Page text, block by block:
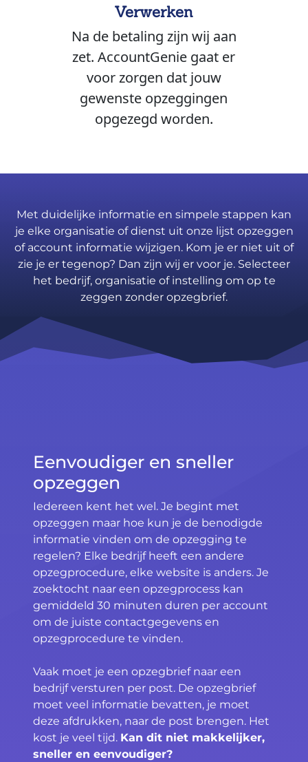
Verwerken
Na de betaling zijn wij aan
zet. AccountGenie gaat er
voor zorgen dat jouw
gewenste opzeggingen
opgezegd worden.
Met duidelijke informatie en simpele stappen kan
je elke organisatie of dienst uit onze lijst opzeggen
of account informatie wijzigen. Kom je er niet uit of
zie je er tegenop? Dan zijn wij er voor je. Selecteer
het bedrijf, organisatie of instelling om op te
zeggen zonder opzegbrief.
Eenvoudiger en sneller
opzeggen
Iedereen kent het wel. Je begint met
opzeggen maar hoe kun je de benodigde
informatie vinden om de opzegging te
regelen? Elke bedrijf heeft een andere
opzegprocedure, elke website is anders. Je
zoektocht naar een opzegprocess kan
gemiddeld 30 minuten duren per account
om de juiste contactgegevens en
opzegprocedure te vinden.
Vaak moet je een opzegbrief naar een
bedrijf versturen per post. De opzegbrief
moet veel informatie bevatten, je moet
deze afdrukken, naar de post brengen. Het
kost je veel tijd. Kan dit niet makkelijker,
sneller en eenvoudiger?